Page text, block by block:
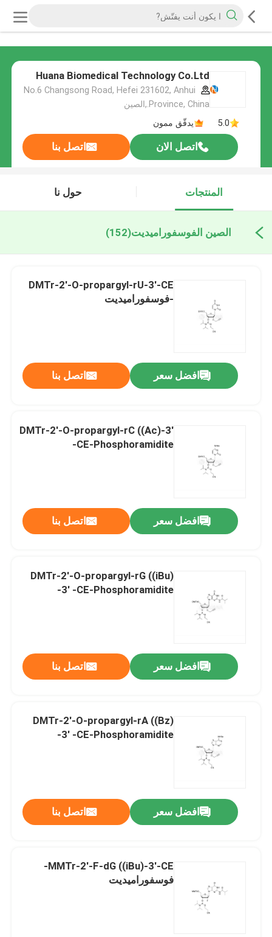
Huana Biomedical Technology Co.Ltd
No.6 Changsong Road, Hefei 231602, Anhui
Province, China.,الصين
5.0
يدقّق ممون
اتصل الان اتصل بنا
المنتجات حول نا
الصين الفوسفوراميديت(152)
DMTr-2'-O-propargyl-rU-3'-CE
-فوسفوراميديت
افضل سعر اتصل بنا
DMTr-2'-O-propargyl-rC ((Ac)-3'
-CE-Phosphoramidite
افضل سعر اتصل بنا
DMTr-2'-O-propargyl-rG ((iBu)
-3' -CE-Phosphoramidite
افضل سعر اتصل بنا
DMTr-2'-O-propargyl-rA ((Bz)
-3' -CE-Phosphoramidite
افضل سعر اتصل بنا
MMTr-2'-F-dG ((iBu)-3'-CE-
فوسفوراميديت